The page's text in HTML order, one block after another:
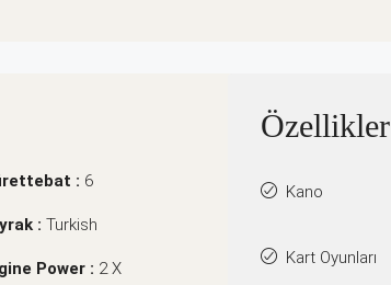
: 6
: Turkish
Power : 2 X
Özellikler
Kano
Kart Oyunları